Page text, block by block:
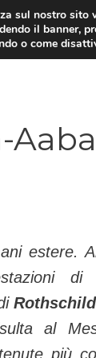
estere.
di
Rothschild
al
più
sul nostro sito
il banner,
o come